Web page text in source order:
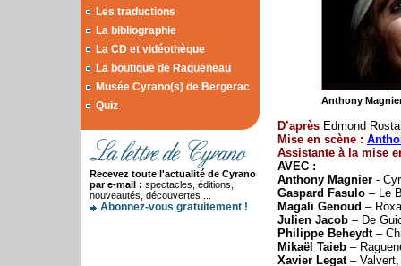
Les traductions
La bibliographie
La CD et vidéothèque
La boutique de Ragueneau
Musée Cyrano(s) de Bergerac
Quiz
Recevez toute l'actualité de Cyrano
par e-mail : spectacles, éditions,
nouveautés, découvertes ...
Abonnez-vous gratuitement !
Anthony
D’après Edmond
Mise en scène :
Assistante à la mise
AVEC :
Anthony Magnier -
Gaspard Fasulo – Le
Magali Genoud –
Julien Jacob – De
Philippe Beheydt–
Mikaël Taieb –
Xavier Legat– Valvert,